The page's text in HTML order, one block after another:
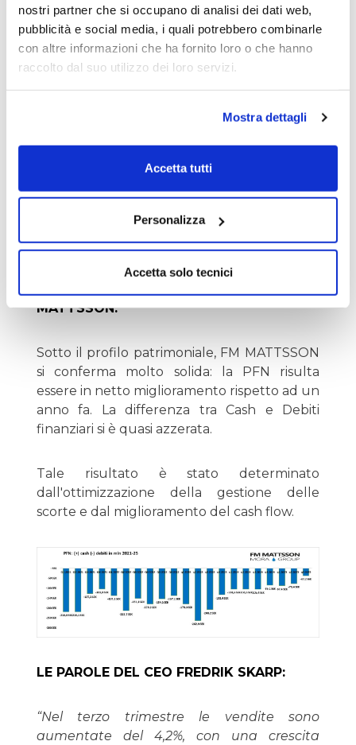
nostri partner che si occupano di analisi dei dati web,
pubblicità e social media, i quali potrebbero combinarle
con altre informazioni che ha fornito loro o che hanno
raccolto dal suo utilizzo dei loro servizi.
Mostra dettagli
Accetta tutti
Personalizza
Accetta solo tecnici
si conferma positivo aSEK 116,6 mln (116,2
nel 2024), grazie a un efficace controllo del
capitale circolante.
Gliinvestimenti materialisono stati
, concentrati sullo
immateriali(per lo sviluppo di nuovi
prodotti) sono saliti aSEK 14,8 mln
Il cash flow operativo rimane solido,
autofinanziamento del gruppo anche in un
contesto economico incerto.
MATTSSON:
Sotto il profilo patrimoniale, FM MATTSSON
si conferma molto solida: la PFN risulta
essere in netto miglioramento rispetto ad un
anno fa. La differenza tra Cash e Debiti
finanziari si è quasi azzerata.
Tale risultato è stato determinato
dall'ottimizzazione della gestione delle
scorte e dal miglioramento del cash flow.
LE PAROLE DEL CEO FREDRIK SKARP:
“Nel terzo trimestre le vendite sono
aumentate del 4,2%, con una crescita